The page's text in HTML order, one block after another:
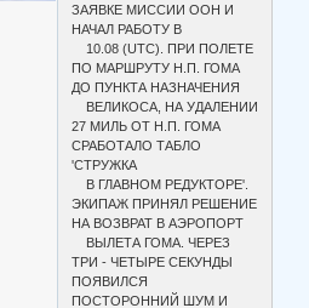
ЗАЯВКЕ МИССИИ ООН И
НАЧАЛ РАБОТУ В
10.08 (UTC). ПРИ ПОЛЕТЕ
ПО МАРШРУТУ Н.П. ГОМА
ДО ПУНКТА НАЗНАЧЕНИЯ
ВЕЛИКОСА, НА УДАЛЕНИИ
27 МИЛЬ ОТ Н.П. ГОМА
СРАБОТАЛО ТАБЛО
'СТРУЖКА
В ГЛАВНОМ РЕДУКТОРЕ'.
ЭКИПАЖ ПРИНЯЛ РЕШЕНИЕ
НА ВОЗВРАТ В АЭРОПОРТ
ВЫЛЕТА ГОМА. ЧЕРЕЗ
ТРИ - ЧЕТЫРЕ СЕКУНДЫ
ПОЯВИЛСЯ
ПОСТОРОННИЙ ШУМ И